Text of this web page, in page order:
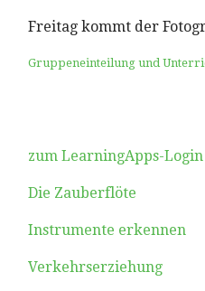
Freitag kommt der
Gruppeneinteilung und
zum LearningApps-Login
Die Zauberflöte
Instrumente erkennen
Verkehrserziehung